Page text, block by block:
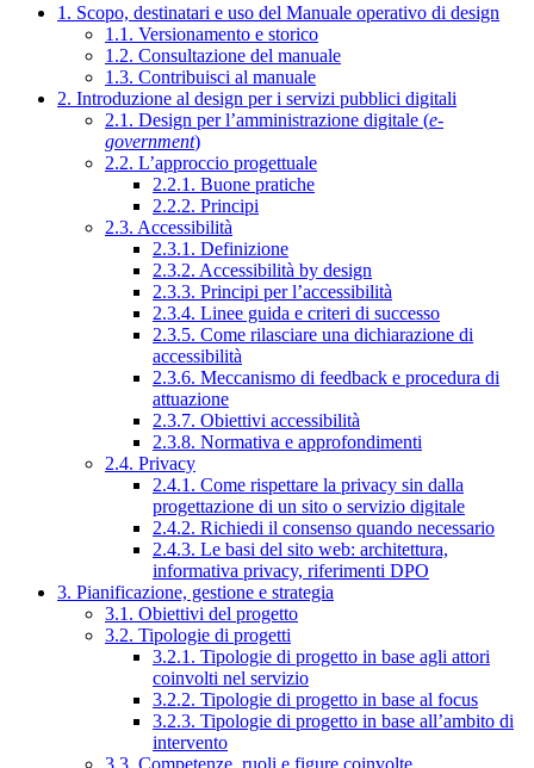
1. Scopo, destinatari e uso del Manuale operativo di design
1.1. Versionamento e storico
1.2. Consultazione del manuale
1.3. Contribuisci al manuale
2. Introduzione al design per i servizi pubblici digitali
2.1. Design per l’amministrazione digitale (e-
government)
2.2. L’approccio progettuale
2.2.1. Buone pratiche
2.2.2. Principi
2.3. Accessibilità
2.3.1. Definizione
2.3.2. Accessibilità by design
2.3.3. Principi per l’accessibilità
2.3.4. Linee guida e criteri di successo
2.3.5. Come rilasciare una dichiarazione di
accessibilità
2.3.6. Meccanismo di feedback e procedura di
attuazione
2.3.7. Obiettivi accessibilità
2.3.8. Normativa e approfondimenti
2.4. Privacy
2.4.1. Come rispettare la privacy sin dalla
progettazione di un sito o servizio digitale
2.4.2. Richiedi il consenso quando necessario
2.4.3. Le basi del sito web: architettura,
informativa privacy, riferimenti DPO
3. Pianificazione, gestione e strategia
3.1. Obiettivi del progetto
3.2. Tipologie di progetti
3.2.1. Tipologie di progetto in base agli attori
coinvolti nel servizio
3.2.2. Tipologie di progetto in base al focus
3.2.3. Tipologie di progetto in base all’ambito di
intervento
3.3. Competenze, ruoli e figure coinvolte